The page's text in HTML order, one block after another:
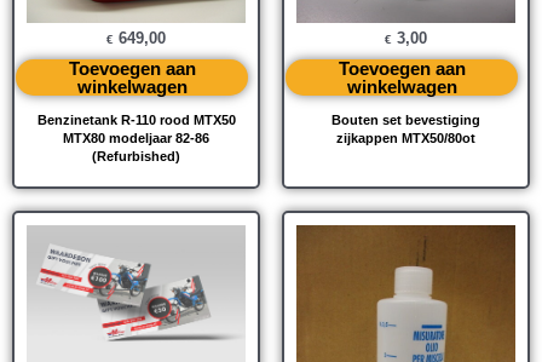
Benzinetank R-110 rood MTX50
MTX80 modeljaar 82-86
(Refurbished)
€ 649,00
Toevoegen aan
winkelwagen
Bouten set bevestiging
zijkappen MTX50/80ot
€ 3,00
Toevoegen aan
winkelwagen